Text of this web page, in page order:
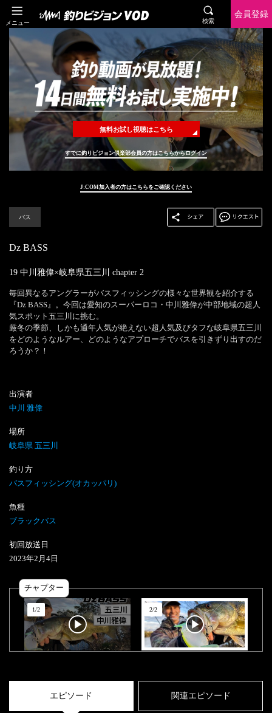
メニュー 検索
会員登録
無料お試し視聴はこちら
すでに釣りビジョン倶楽部会員の方はこちらからログイン
J:COM加入者の方はこちらをご確認ください
バス
Dz BASS
19 中川雅偉×岐阜県五三川 chapter 2
毎回異なるアングラーがバスフィッシングの様々な世界観を紹介する
『Dz BASS』。今回は愛知のスーパーロコ・中川雅偉が中部地域の超人
気スポット五三川に挑む。
厳冬の季節、しかも通年人気が絶えない超人気及びタフな岐阜県五三川
をどのようなルアー、どのようなアプローチでバスを引きずり出すのだ
ろうか？！
出演者
中川 雅偉
場所
岐阜県 五三川
釣り方
バスフィッシング(オカッパリ)
魚種
ブラックバス
初回放送日
2023年2 月 4 日
チャプター
1/2 2/2
エピソード 関連エピソード